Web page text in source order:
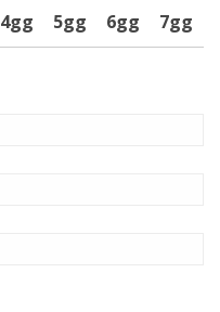
4gg 5gg 6gg 7gg